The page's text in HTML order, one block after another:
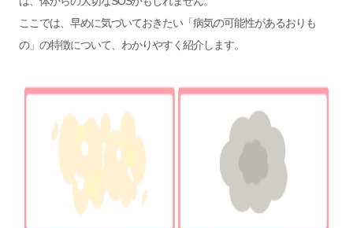
ここでは、早めに気づいておきたい「病気の可能性があるおりも
の」の特徴について、わかりやすく紹介します。